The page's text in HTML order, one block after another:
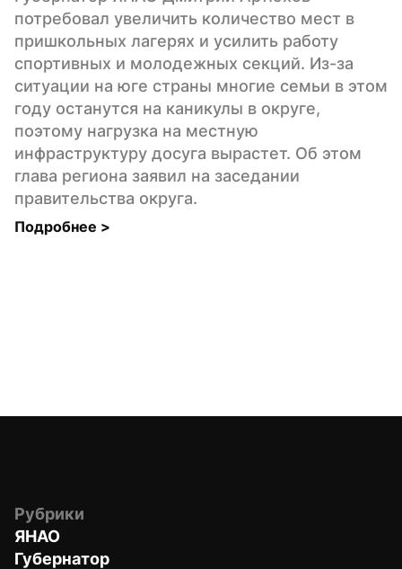
потребовал увеличить количество мест в
пришкольных лагерях и усилить работу
спортивных и молодежных секций. Из-за
ситуации на юге страны многие семьи в этом
году останутся на каникулы в округе,
поэтому нагрузка на местную
инфраструктуру досуга вырастет. Об этом
глава региона заявил на заседании
правительства округа.
Подробнее >
Рубрики
ЯНАО
Губернатор